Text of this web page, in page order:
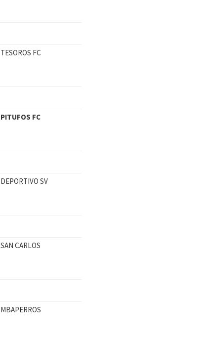
TESOROS FC
PITUFOS FC
DEPORTIVO SV
SAN CARLOS
MBAPERROS